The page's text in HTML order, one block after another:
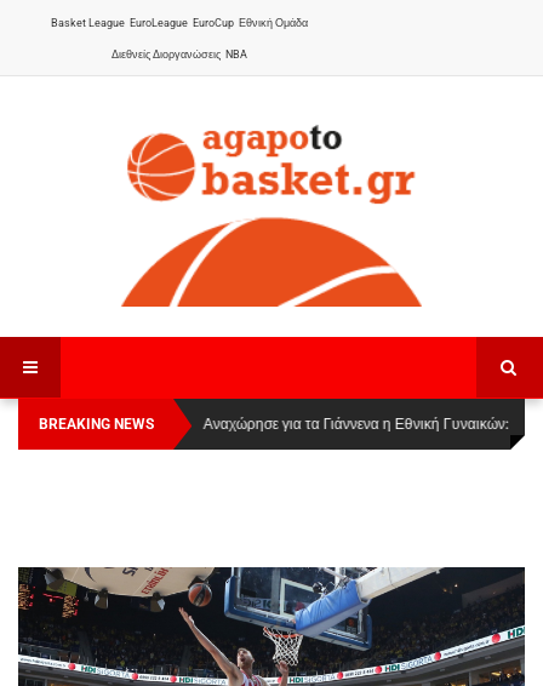
Basket League EuroLeague EuroCup Εθνική Ομάδα
Διεθνείς Διοργανώσεις NBA
BREAKING NEWS
Οι Πάνθηρες Καβάλας στην Women Basketball
League 1
Αναχώρησε για τα Γιάννενα η Εθνική Γυναικών: